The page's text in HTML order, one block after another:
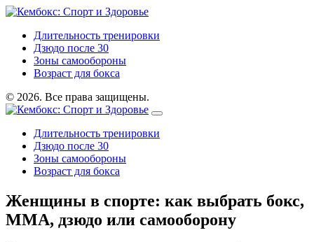
Длительность тренировки
Дзюдо после 30
Зоны самообороны
Возраст для бокса
© 2026. Все права защищены.
Длительность тренировки
Дзюдо после 30
Зоны самообороны
Возраст для бокса
Женщины в спорте: как выбрать бокс,
ММА, дзюдо или самооборону